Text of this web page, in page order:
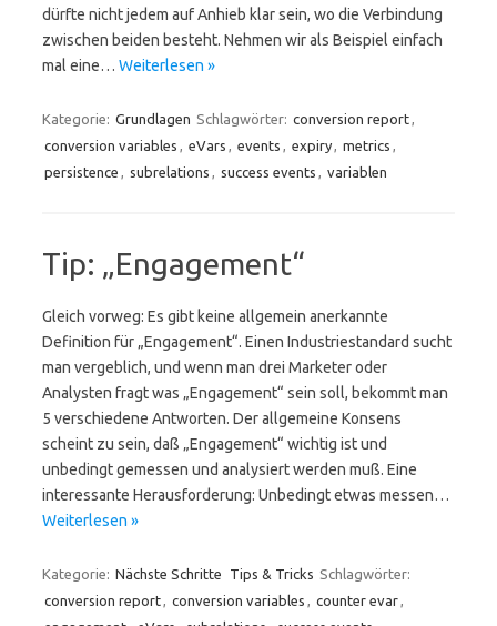
dürfte nicht jedem auf Anhieb klar sein, wo die Verbindung
zwischen beiden besteht. Nehmen wir als Beispiel einfach
mal eine… Weiterlesen »
Kategorie: Grundlagen Schlagwörter: conversion report,
conversion variables , eVars , events , expiry, metrics ,
persistence , subrelations , success events , variablen
Tip: „Engagement“
Gleich vorweg: Es gibt keine allgemein anerkannte
Definition für „Engagement“. Einen Industriestandard sucht
man vergeblich, und wenn man drei Marketer oder
Analysten fragt was „Engagement“ sein soll, bekommt man
5 verschiedene Antworten. Der allgemeine Konsens
scheint zu sein, daß „Engagement“ wichtig ist und
unbedingt gemessen und analysiert werden muß. Eine
interessante Herausforderung: Unbedingt etwas messen…
Weiterlesen »
Kategorie: Nächste Schritte Tips & Tricks Schlagwörter:
conversion report, conversion variables , counter evar,